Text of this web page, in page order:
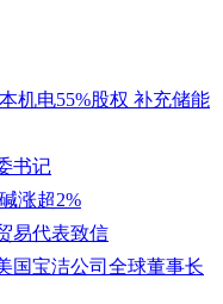
机电55%股权 补充储能
书记
涨超2%
易代表致信
国宝洁公司全球董事长